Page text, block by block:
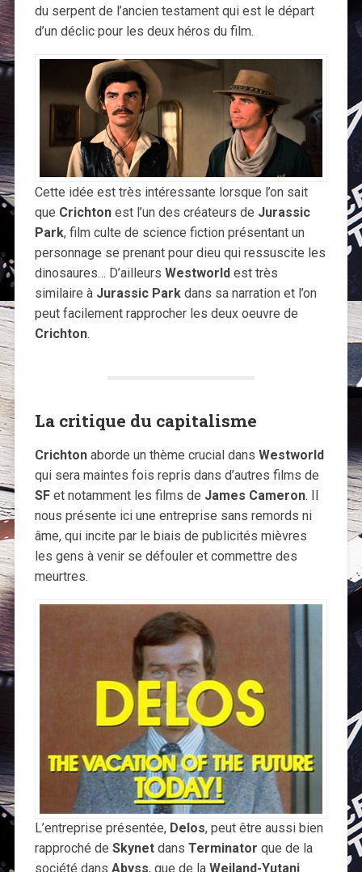
du serpent de l’ancien testament qui est le départ
d’un déclic pour les deux héros du film.
Cette idée est très intéressante lorsque l’on sait
que Crichtonest l’un des créateurs de Jurassic
Park, film culte de science fiction présentant un
personnage se prenant pour dieu qui ressuscite les
dinosaures… D’ailleurs Westworld est très
similaire à Jurassic Parkdans sa narration et l’on
peut facilement rapprocher les deux oeuvre de
Crichton.
La critique du capitalisme
Crichtonaborde un thème crucial dans Westworld
qui sera maintes fois repris dans d’autres films de
SFet notamment les films de James Cameron. Il
nous présente ici une entreprise sans remords ni
âme, qui incite par le biais de publicités mièvres
les gens à venir se défouler et commettre des
meurtres.
L’entreprise présentée, Delos, peut être aussi bien
rapproché de Skynetdans Terminator que de la
société dans Abyss, que de la Weiland-Yutani